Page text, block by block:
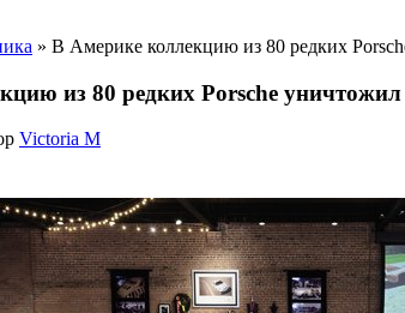
» В Америке коллекцию из 80 редких
из 80 редких Porsche уничтожил
Victoria M